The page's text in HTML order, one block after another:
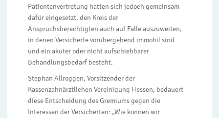
Patientenvertretung hatten sich jedoch gemeinsam
dafür eingesetzt, den Kreis der
Anspruchsberechtigten auch auf Fälle auszuweiten,
in denen Versicherte vorübergehend immobil sind
und ein akuter oder nicht aufschiebbarer
Behandlungsbedarf besteht.
Stephan Allroggen, Vorsitzender der
Kassenzahnärztlichen Vereinigung Hessen, bedauert
diese Entscheidung des Gremiums gegen die
Interessen der Versicherten: „Wie können wir